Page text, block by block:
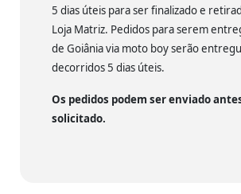
5 dias úteis para ser finalizado e
Loja Matriz. Pedidos para serem
de Goiânia via moto boy serão
decorridos 5 dias úteis.
Os pedidos podem ser enviado
solicitado.